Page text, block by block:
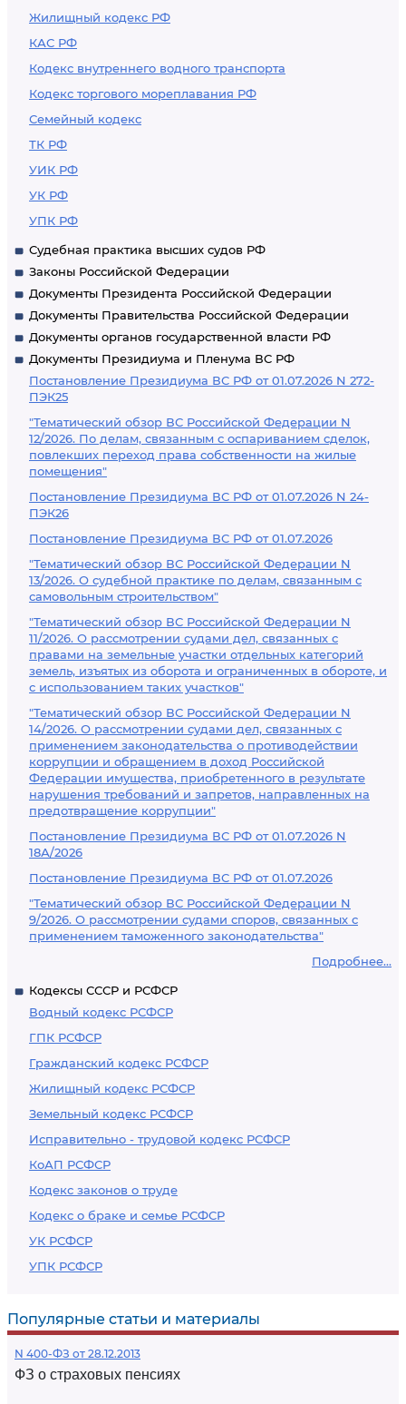
Жилищный кодекс РФ
КАС РФ
Кодекс внутреннего водного транспорта
Кодекс торгового мореплавания РФ
Семейный кодекс
ТК РФ
УИК РФ
УК РФ
УПК РФ
Судебная практика высших судов РФ
Законы Российской Федерации
Документы Президента Российской Федерации
Документы Правительства Российской Федерации
Документы органов государственной власти РФ
Документы Президиума и Пленума ВС РФ
Постановление Президиума ВС РФ от 01.07.2026 N 272-
ПЭК25
"Тематический обзор ВС Российской Федерации N
12/2026. По делам, связанным с оспариванием сделок,
повлекших переход права собственности на жилые
помещения"
Постановление Президиума ВС РФ от 01.07.2026 N 24-
ПЭК26
Постановление Президиума ВС РФ от 01.07.2026
"Тематический обзор ВС Российской Федерации N
13/2026. О судебной практике по делам, связанным с
самовольным строительством"
"Тематический обзор ВС Российской Федерации N
11/2026. О рассмотрении судами дел, связанных с
правами на земельные участки отдельных категорий
земель, изъятых из оборота и ограниченных в обороте, и
с использованием таких участков"
"Тематический обзор ВС Российской Федерации N
14/2026. О рассмотрении судами дел, связанных с
применением законодательства о противодействии
коррупции и обращением в доход Российской
Федерации имущества, приобретенного в результате
нарушения требований и запретов, направленных на
предотвращение коррупции"
Постановление Президиума ВС РФ от 01.07.2026 N
18А/2026
Постановление Президиума ВС РФ от 01.07.2026
"Тематический обзор ВС Российской Федерации N
9/2026. О рассмотрении судами споров, связанных с
применением таможенного законодательства"
Подробнее...
Кодексы СССР и РСФСР
Водный кодекс РСФСР
ГПК РСФСР
Гражданский кодекс РСФСР
Жилищный кодекс РСФСР
Земельный кодекс РСФСР
Исправительно - трудовой кодекс РСФСР
КоАП РСФСР
Кодекс законов о труде
Кодекс о браке и семье РСФСР
УК РСФСР
УПК РСФСР
Популярные статьи и материалы
N 400-ФЗ от 28.12.2013
ФЗ о страховых пенсиях